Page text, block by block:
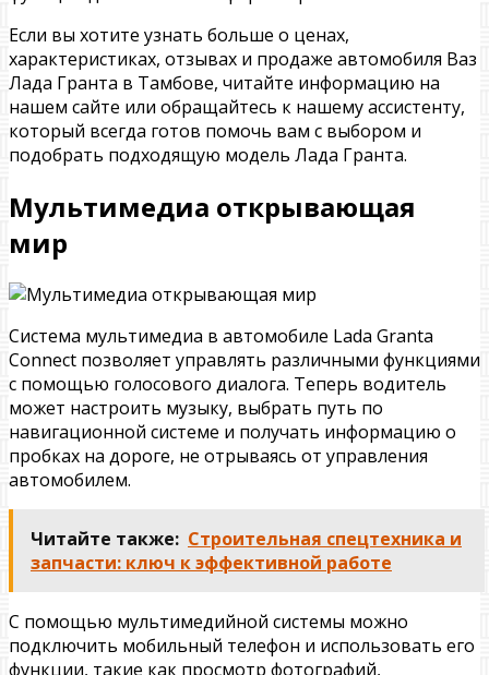
Если вы хотите узнать больше о ценах,
характеристиках, отзывах и продаже автомобиля Ваз
Лада Гранта в Тамбове, читайте информацию на
нашем сайте или обращайтесь к нашему ассистенту,
который всегда готов помочь вам с выбором и
подобрать подходящую модель Лада Гранта.
Мультимедиа открывающая
мир
Система мультимедиа в автомобиле Lada Granta
Connect позволяет управлять различными функциями
с помощью голосового диалога. Теперь водитель
может настроить музыку, выбрать путь по
навигационной системе и получать информацию о
пробках на дороге, не отрываясь от управления
автомобилем.
Читайте также: Строительная спецтехника и
запчасти: ключ к эффективной работе
С помощью мультимедийной системы можно
подключить мобильный телефон и использовать его
функции, такие как просмотр фотографий,